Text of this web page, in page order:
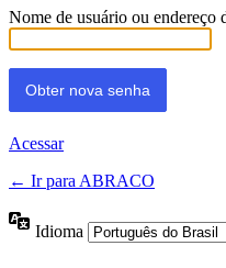
Nome de usuário ou endereço
Acessar
← Ir para ABRACO
Idioma